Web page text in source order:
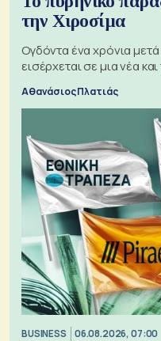
την Χιροσίμα
Ογδόντα ένα χρόνια
εισέρχεται σε μια νέα
Αθανάσιος Πλατιάς
BUSINESS 06.08.2026, 07:00